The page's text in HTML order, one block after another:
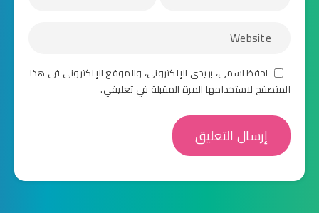
احفظ اسمي، بريدي الإلكتروني، والموقع الإلكتروني في هذا
المتصفح لاستخدامها المرة المقبلة في تعليقي.